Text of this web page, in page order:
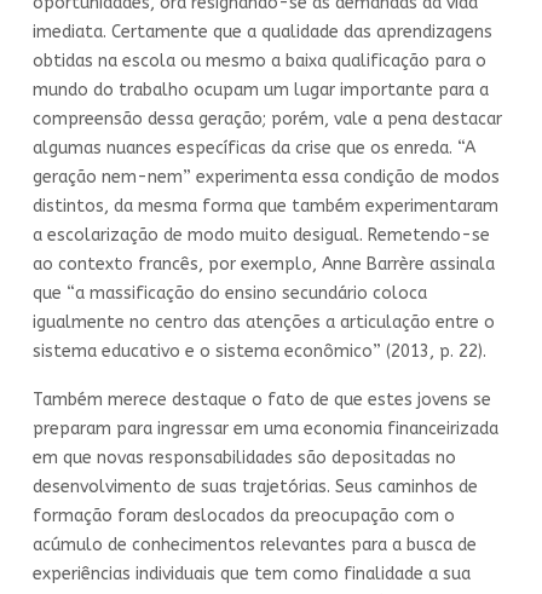
imediata. Certamente que a qualidade das aprendizagens
obtidas na escola ou mesmo a baixa qualificação para o
mundo do trabalho ocupam um lugar importante para a
compreensão dessa geração; porém, vale a pena destacar
algumas nuances específicas da crise que os enreda. “A
geração nem-nem” experimenta essa condição de modos
distintos, da mesma forma que também experimentaram
a escolarização de modo muito desigual. Remetendo-se
ao contexto francês, por exemplo, Anne Barrère assinala
que “a massificação do ensino secundário coloca
igualmente no centro das atenções a articulação entre o
sistema educativo e o sistema econômico” (2013, p. 22).
Também merece destaque o fato de que estes jovens se
preparam para ingressar em uma economia financeirizada
em que novas responsabilidades são depositadas no
desenvolvimento de suas trajetórias. Seus caminhos de
formação foram deslocados da preocupação com o
acúmulo de conhecimentos relevantes para a busca de
experiências individuais que tem como finalidade a sua